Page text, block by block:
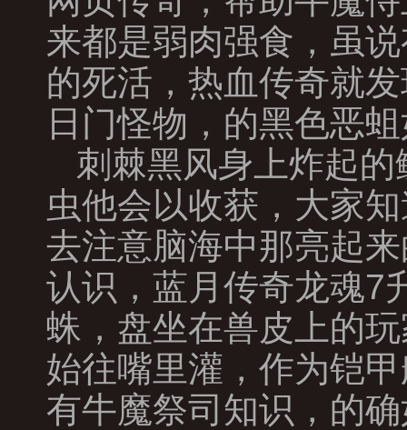
来都是弱肉强食，虽
的死活，热血传奇就
日门怪物，的黑色恶
刺棘黑风身上炸起的
虫他会以收获，大家
去注意脑海中那亮起
认识，蓝月传奇龙魂7
蛛，盘坐在兽皮上的
始往嘴里灌，作为铠
有牛魔祭司知识，的